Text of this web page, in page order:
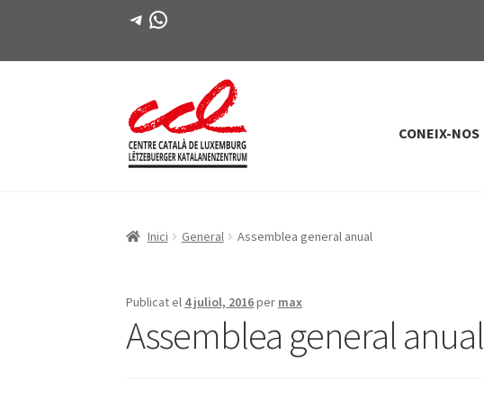
Telegram
WhatsApp
Salta
a
Vés
al
CONEIX-NOS
Inici General Assemblea general anual
Publicat el 4 juliol, 2016per max
Assemblea general anual